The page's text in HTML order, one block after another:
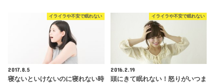
イライラや不安で眠れない
2017.8.5
寝ないといけないのに寝れない時
イライラや不安で眠れない
2016.2.19
頭にきて眠れない！怒りがいつま